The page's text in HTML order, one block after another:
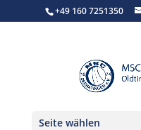
+49 160 7251350
Seite wählen